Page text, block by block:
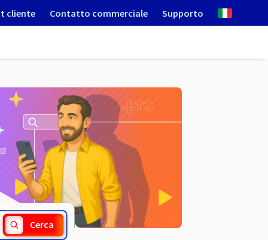
cliente Contatto commerciale Supporto
Cerca